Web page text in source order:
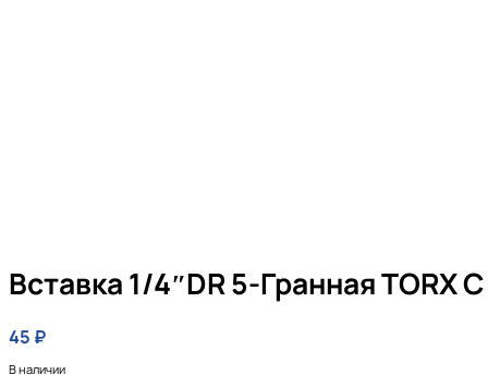
Вставка 1/4″DR 5-Гранная
45 ₽
В наличии